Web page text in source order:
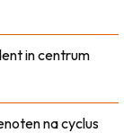
in centrum
na cyclus